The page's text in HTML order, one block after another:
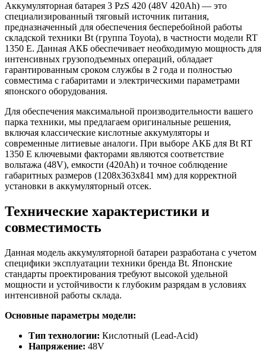
Аккумуляторная батарея 3 PzS 420 (48V 420Ah) — это
специализированный тяговый источник питания,
предназначенный для обеспечения бесперебойной работы
складской техники Bt (группа Toyota), в частности модели RT
1350 E. Данная АКБ обеспечивает необходимую мощность для
интенсивных грузоподъемных операций, обладает
гарантированным сроком службы в 2 года и полностью
совместима с габаритами и электрическими параметрами
японского оборудования.
Для обеспечения максимальной производительности вашего
парка техники, мы предлагаем оригинальные решения,
включая классические кислотные аккумуляторы и
современные литиевые аналоги. При выборе АКБ для Bt RT
1350 E ключевыми факторами являются соответствие
вольтажа (48V), емкости (420Ah) и точное соблюдение
габаритных размеров (1208x363x841 мм) для корректной
установки в аккумуляторный отсек.
Технические характеристики и
совместимость
Данная модель аккумуляторной батареи разработана с учетом
специфики эксплуатации техники бренда Bt. Японские
стандарты проектирования требуют высокой удельной
мощности и устойчивости к глубоким разрядам в условиях
интенсивной работы склада.
Основные параметры модели:
Тип технологии: Кислотный (Lead-Acid)
Напряжение: 48V